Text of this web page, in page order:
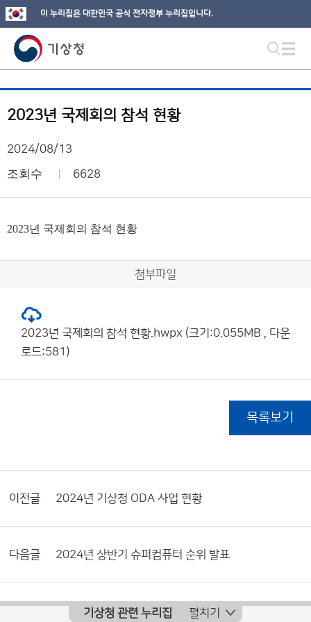
이 누리집은 대한민국 공식 전자정부 누리집입니다.
2023년 국제회의 참석 현황
2024/08/13
조회수 6628
2023년 국제회의 참석 현황
첨부파일
2023년 국제회의 참석 현황.hwpx (크기:0.055MB , 다운
로드:581)
목록보기
이전글 2024년 기상청 ODA 사업 현황
다음글 2024년 상반기 슈퍼컴퓨터 순위 발표
기상청 관련 누리집 펼치기